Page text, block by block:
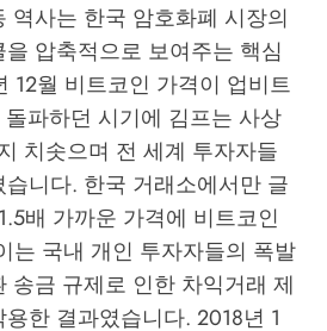
역사는 한국 암호화폐 시장의
압축적으로 보여주는 핵심
12월 비트코인 가격이 업비트
파하던 시기에 김프는 사상
치솟으며 전 세계 투자자들
니다. 한국 거래소에서만 글
배 가까운 가격에 비트코인
는 국내 개인 투자자들의 폭발
송금 규제로 인한 차익거래 제
한 결과였습니다. 2018년 1